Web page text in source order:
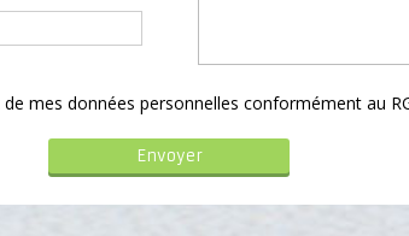
mes données personnelles conformément au